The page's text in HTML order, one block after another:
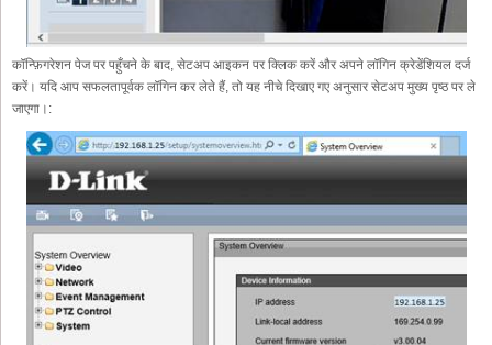
कॉन्फ़िगरेशन पेज पर पहुँचने के बाद, सेटअप आइकन पर क्लिक करें और अपने लॉगिन क्रेडेंशियल दर्ज
करें। यदि आप सफलतापूर्वक लॉगिन कर लेते हैं, तो यह नीचे दिखाए गए अनुसार सेटअप मुख्य पृष्ठ पर ले
जाएगा।: